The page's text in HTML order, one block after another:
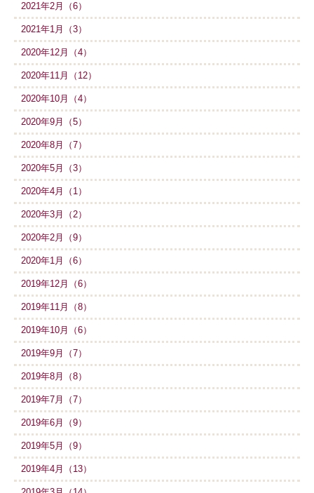
2021年2月（6）
2021年1月（3）
2020年12月（4）
2020年11月（12）
2020年10月（4）
2020年9月（5）
2020年8月（7）
2020年5月（3）
2020年4月（1）
2020年3月（2）
2020年2月（9）
2020年1月（6）
2019年12月（6）
2019年11月（8）
2019年10月（6）
2019年9月（7）
2019年8月（8）
2019年7月（7）
2019年6月（9）
2019年5月（9）
2019年4月（13）